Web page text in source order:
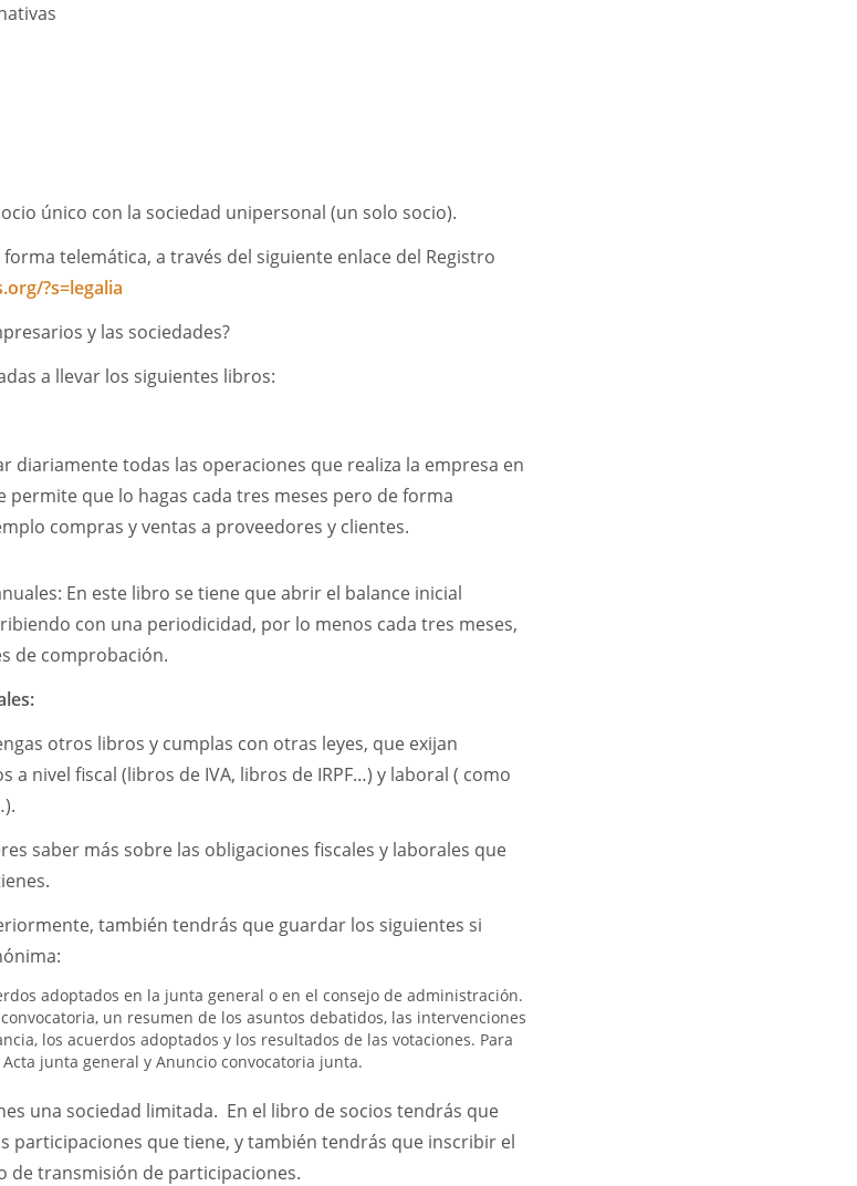
único con la sociedad unipersonal (un solo socio).
telemática, a través del siguiente enlace del Registro
?s=legalia
y las sociedades?
a llevar los siguientes libros:
diariamente todas las operaciones que realiza la empresa en
permite que lo hagas cada tres meses pero de forma
compras y ventas a proveedores y clientes.
En este libro se tiene que abrir el balance inicial
con una periodicidad, por lo menos cada tres meses,
de comprobación.
otros libros y cumplas con otras leyes, que exijan
a nivel fiscal (libros de IVA, libros de IRPF…) y laboral ( como
saber más sobre las obligaciones fiscales y laborales que
también tendrás que guardar los siguientes si
adoptados en la junta general o en el consejo de administración.
un resumen de los asuntos debatidos, las intervenciones
los acuerdos adoptados y los resultados de las votaciones. Para
junta general y Anuncio convocatoria junta.
una sociedad limitada. En el libro de socios tendrás que
participaciones que tiene, y también tendrás que inscribir el
de transmisión de participaciones.